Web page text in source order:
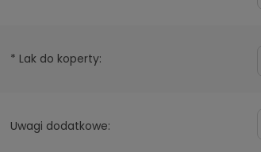
* Lak do koperty:
Uwagi dodatkowe: